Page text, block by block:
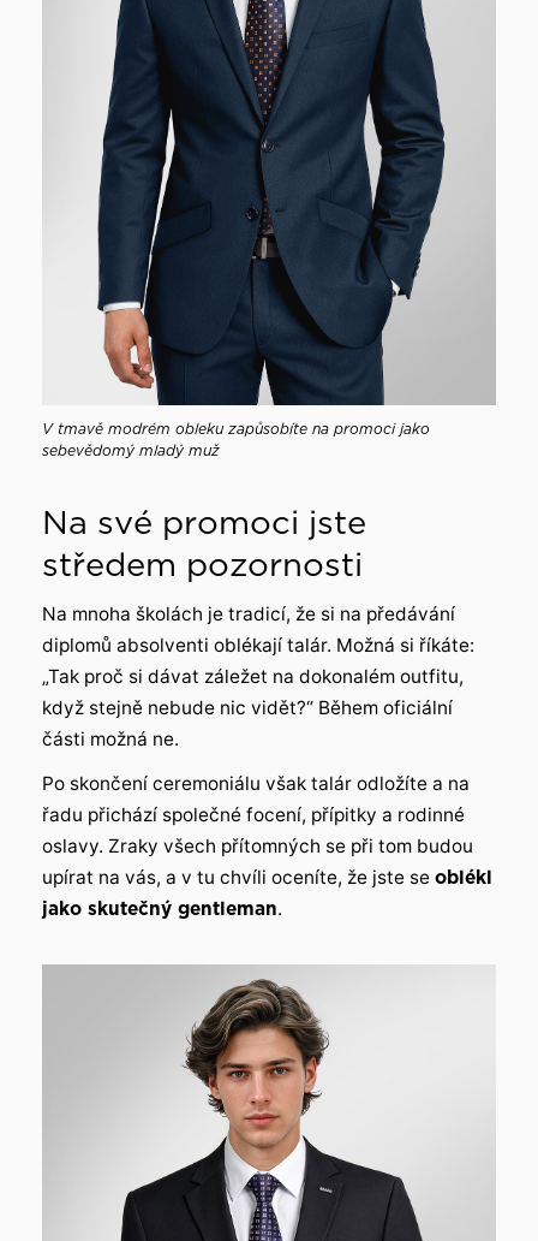
V tmavě modrém obleku zapůsobíte na promoci jako
sebevědomý mladý muž
Na své promoci jste
středem pozornosti
Na mnoha školách je tradicí, že si na předávání
diplomů absolventi oblékají talár. Možná si říkáte:
„Tak proč si dávat záležet na dokonalém outfitu,
když stejně nebude nic vidět?“ Během oficiální
části možná ne.
Po skončení ceremoniálu však talár odložíte a na
řadu přichází společné focení, přípitky a rodinné
oslavy. Zraky všech přítomných se při tom budou
upírat na vás, a v tu chvíli oceníte, že jste se oblékl
jako skutečný gentleman.